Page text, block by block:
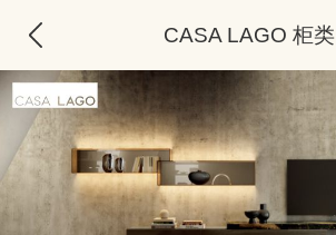
CASA LAGO 柜类